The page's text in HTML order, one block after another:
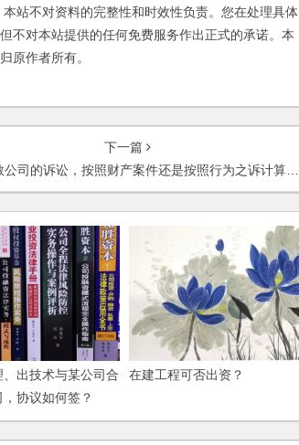
不对资料的完整性和时效性负责。您在处理具体
不对本站提供的任何免费服务作出正式的承诺。本
原作者所有。
下一篇
司的诉讼，按照财产案件还是按照行为之诉计算诉讼费？
出技术与某公司合
协议如何签？
在建工程可否出资？